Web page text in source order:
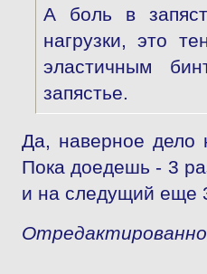
А боль в
нагрузки, это
эластичным
запястье.
Да, наверное дело
Пока доедешь - 3
и на следущий еще